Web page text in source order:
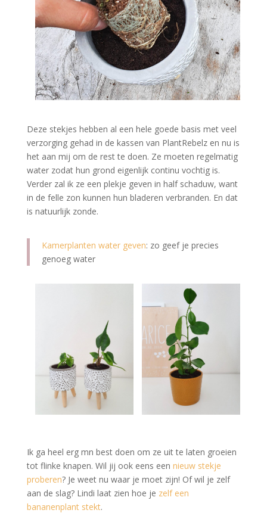
Deze stekjes hebben al een hele goede basis met veel
verzorging gehad in de kassen van PlantRebelz en nu is
het aan mij om de rest te doen. Ze moeten regelmatig
water zodat hun grond eigenlijk continu vochtig is.
Verder zal ik ze een plekje geven in half schaduw, want
in de felle zon kunnen hun bladeren verbranden. En dat
is natuurlijk zonde.
Kamerplanten water geven: zo geef je precies
genoeg water
Ik ga heel erg mn best doen om ze uit te laten groeien
tot flinke knapen. Wil jij ook eens een nieuw stekje
proberen? Je weet nu waar je moet zijn! Of wil je zelf
aan de slag? Lindi laat zien hoe je zelf een
bananenplant stekt.